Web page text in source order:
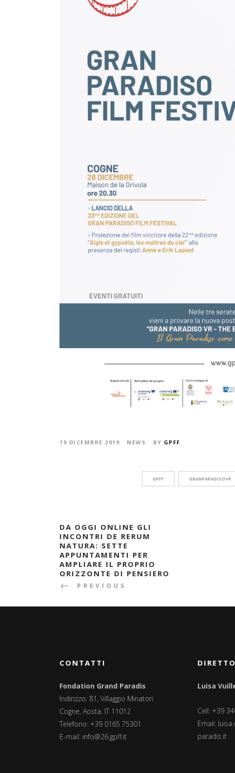
19 DICEMBRE 2019 NEWS BY GPFF
GPFF GRANPARADISOVR
DA OGGI ONLINE GLI
INCONTRI DE RERUM
NATURA: SETTE
APPUNTAMENTI PER
AMPLIARE IL PROPRIO
ORIZZONTE DI PENSIERO
PREVIOUS
CONTATTI
Fondation Grand Paradis
Indirizzo: 81, Villaggio Minatori
Cogne, Aosta, IT 11012
Telefono: +39 0165 75301
E-mail: info@26.gpff.it
Luisa
Cell: +39
Email:
paradis.it